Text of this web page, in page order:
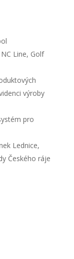
Line, Golf
výroby
pro
Lednice,
Českého ráje